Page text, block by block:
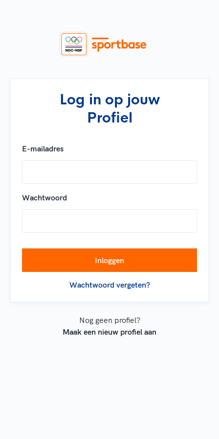
Log in op jouw
Profiel
E-mailadres
Wachtwoord
Wachtwoord vergeten?
Nog geen profiel?
Maak een nieuw profiel aan